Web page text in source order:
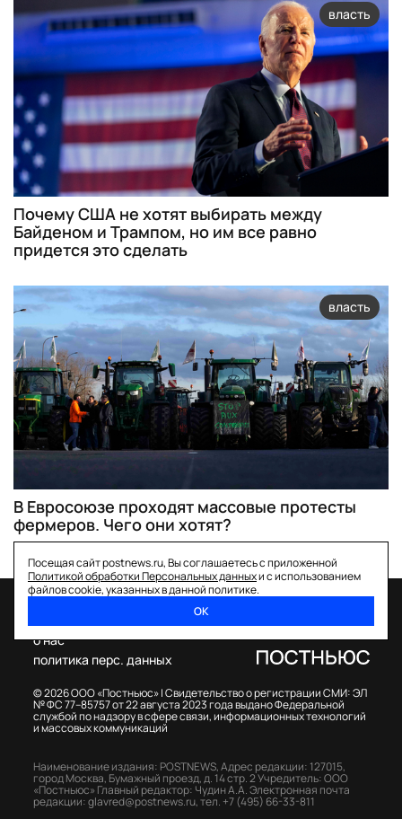
власть
Почему США не хотят выбирать между
Байденом и Трампом, но им все равно
придется это сделать
власть
В Евросоюзе проходят массовые протесты
фермеров. Чего они хотят?
Посещая сайт postnews.ru, Вы соглашаетесь с приложенной
Политикой обработки Персональных данныхи с использованием
файлов cookie, указанных в данной политике.
ОК
© 2026 ООО «Постньюс» |Свидетельство о регистрации СМИ: ЭЛ
№ ФС 77–85757 от 22 августа 2023 года выдано Федеральной
службой по надзору в сфере связи, информационных технологий
и массовых коммуникаций
о нас
политика перс. данных
Наименование издания: POSTNEWS,Адрес редакции: 127015,
город Москва, Бумажный проезд, д. 14 стр. 2Учредитель: ООО
«Постньюс» Главный редактор: Чудин А.А.Электронная почта
редакции:glavred@postnews.ru,тел. +7 (495) 66-33-811